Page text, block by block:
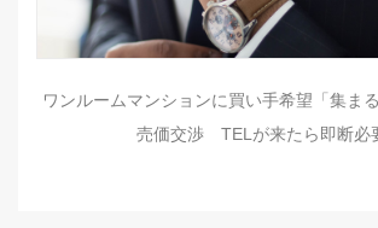
ワンルームマンションに買い手希望「集ま
売価交渉 TELが来たら即断必